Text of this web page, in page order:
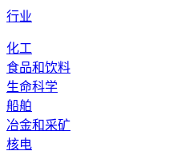
行业
化工
食品和饮料
生命科学
船舶
冶金和采矿
核电